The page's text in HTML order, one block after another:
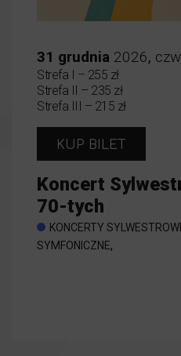
31 grudnia 2026,
Strefa I – 255 zł
Strefa II – 235 zł
Strefa III – 215 zł
KUP BILET
Koncert
70-tych
KONCERTY
SYMFONICZNE,